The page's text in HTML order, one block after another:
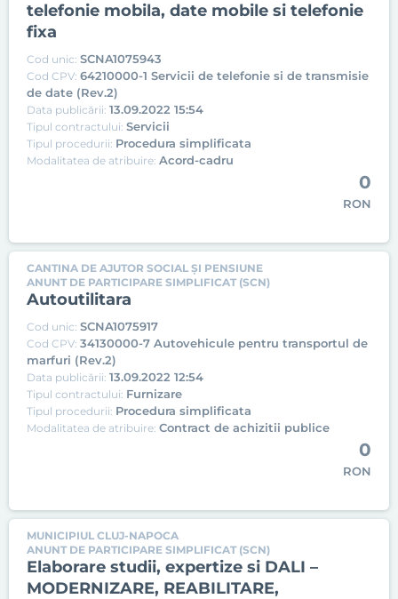
telefonie mobila, date mobile si telefonie
fixa
Cod unic: SCNA1075943
Cod CPV: 64210000-1 Servicii de telefonie si de transmisie
de date (Rev.2)
Data publicării: 13.09.2022 15:54
Tipul contractului: Servicii
Tipul procedurii: Procedura simplificata
Modalitatea de atribuire: Acord-cadru
0
RON
CANTINA DE AJUTOR SOCIAL ȘI PENSIUNE
ANUNT DE PARTICIPARE SIMPLIFICAT (SCN)
Autoutilitara
Cod unic: SCNA1075917
Cod CPV: 34130000-7 Autovehicule pentru transportul de
marfuri (Rev.2)
Data publicării: 13.09.2022 12:54
Tipul contractului: Furnizare
Tipul procedurii: Procedura simplificata
Modalitatea de atribuire: Contract de achizitii publice
0
RON
MUNICIPIUL CLUJ-NAPOCA
ANUNT DE PARTICIPARE SIMPLIFICAT (SCN)
Elaborare studii, expertize si DALI –
MODERNIZARE, REABILITARE,